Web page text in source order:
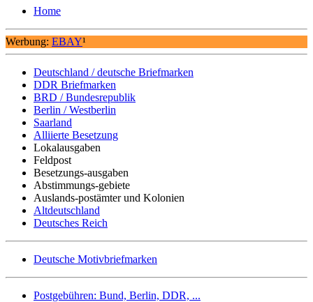
Home
Werbung: EBAY¹
Deutschland / deutsche Briefmarken
DDR Briefmarken
BRD / Bundesrepublik
Berlin / Westberlin
Saarland
Alliierte Besetzung
Lokalausgaben
Feldpost
Besetzungs-ausgaben
Abstimmungs-gebiete
Auslands-postämter und Kolonien
Altdeutschland
Deutsches Reich
Deutsche Motivbriefmarken
Postgebühren: Bund, Berlin, DDR, ...